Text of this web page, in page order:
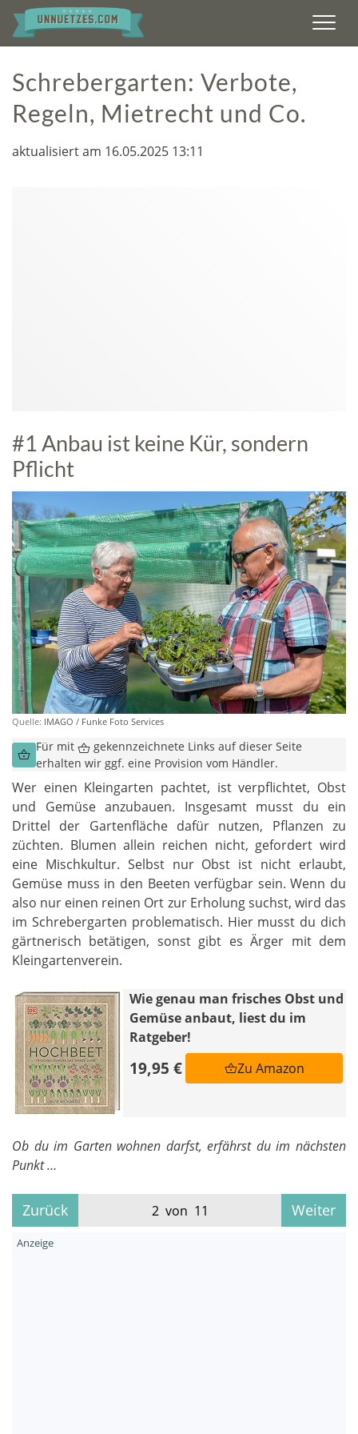
Schrebergarten: Verbote,
Regeln, Mietrecht und Co.
aktualisiert am 16.05.2025 13:11
#1 Anbau ist keine Kür, sondern
Pflicht
Quelle: IMAGO / Funke Foto Services
Für mit
gekennzeichnete Links auf dieser Seite
erhalten wir ggf. eine Provision vom Händler.
Wer einen Kleingarten pachtet, ist verpflichtet, Obst
und Gemüse anzubauen. Insgesamt musst du ein
Drittel der Gartenfläche dafür nutzen, Pflanzen zu
züchten. Blumen allein reichen nicht, gefordert wird
eine Mischkultur. Selbst nur Obst ist nicht erlaubt,
Gemüse muss in den Beeten verfügbar sein. Wenn du
also nur einen reinen Ort zur Erholung suchst, wird das
im Schrebergarten problematisch. Hier musst du dich
gärtnerisch betätigen, sonst gibt es Ärger mit dem
Kleingartenverein.
Wie genau man frisches Obst und
Gemüse anbaut, liest du im
Ratgeber!
19,95 € Zu Amazon
Ob du im Garten wohnen darfst, erfährst du im nächsten
Punkt …
Zurück 2 von 11 Weiter